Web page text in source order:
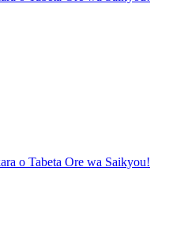
o Tabeta Ore wa Saikyou!